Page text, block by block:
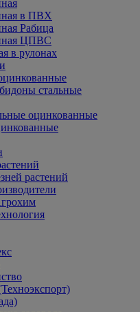
в ПВХ
Рабица
ЦПВС
в рулонах
стальные
оцинкованные
растений